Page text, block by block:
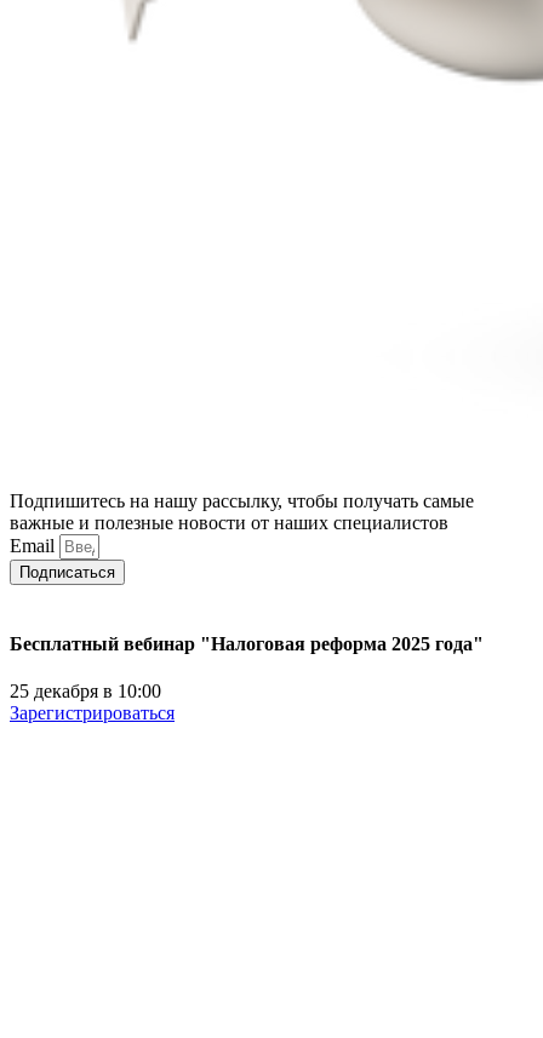
Подпишитесь на нашу рассылку, чтобы получать самые
важные и полезные новости от наших специалистов
Email
Подписаться
Бесплатный вебинар "Налоговая реформа 2025 года"
25 декабря в 10:00
Зарегистрироваться